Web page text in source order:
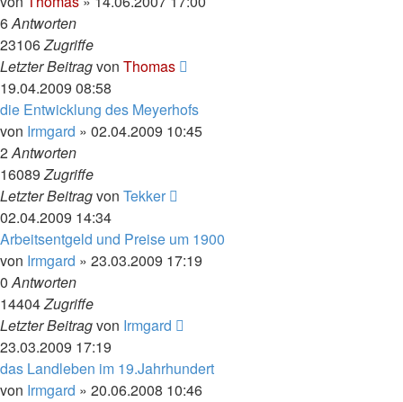
6Antworten
23106Zugriffe
Letzter Beitragvon Thomas
19.04.2009 08:58
die Entwicklung des Meyerhofs
von Irmgard » 02.04.2009 10:45
2Antworten
16089Zugriffe
Letzter Beitragvon Tekker
02.04.2009 14:34
Arbeitsentgeld und Preise um 1900
von Irmgard » 23.03.2009 17:19
0Antworten
14404Zugriffe
Letzter Beitragvon Irmgard
23.03.2009 17:19
das Landleben im 19.Jahrhundert
von Irmgard » 20.06.2008 10:46